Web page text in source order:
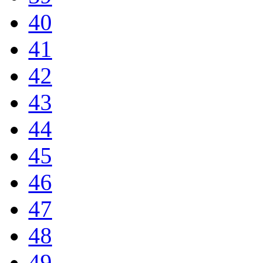
40
41
42
43
44
45
46
47
48